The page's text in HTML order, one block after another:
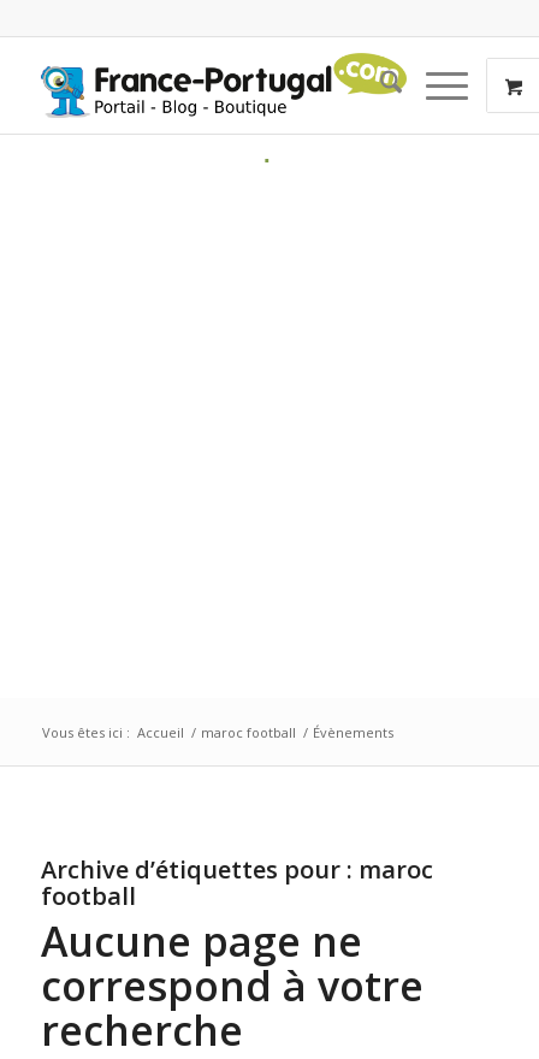
Vous êtes ici : Accueil / maroc football / Évènements
Archive d’étiquettes pour : maroc
football
Aucune page ne
correspond à votre
recherche